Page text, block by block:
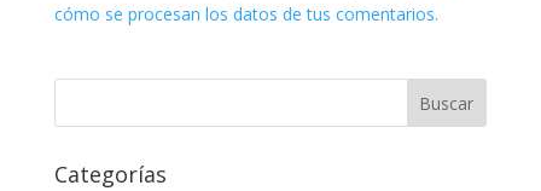
cómo se procesan los datos de tus comentarios.
Categorías